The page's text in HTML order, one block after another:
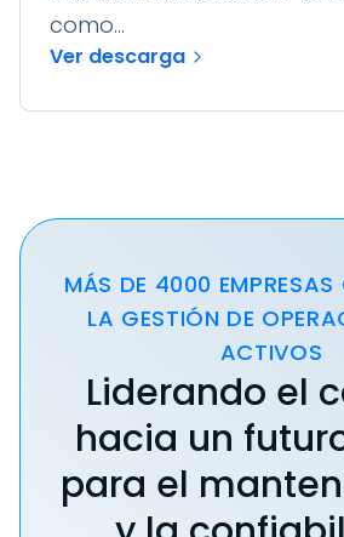
como...
Ver descarga
MÁS DE 4000 EMPRESAS
LA GESTIÓN DE
ACTIVOS
Liderando el
hacia un
para el